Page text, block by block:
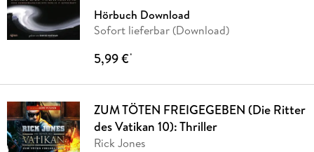
Hörbuch Download
Sofort lieferbar (Download)
5,99 €*
ZUM TÖTEN FREIGEGEBEN (Die Ritter
des Vatikan 10): Thriller
Rick Jones